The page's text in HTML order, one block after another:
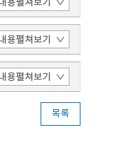
목록